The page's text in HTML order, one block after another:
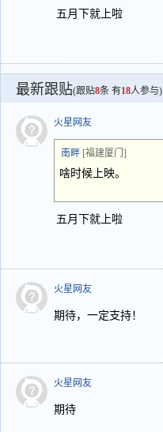
五月下就上啦
最新跟贴(跟贴8条 有18人参与)
火星网友
南畔 [福建厦门]
啥时候上映。
五月下就上啦
火星网友
期待，一定支持！
火星网友
期待